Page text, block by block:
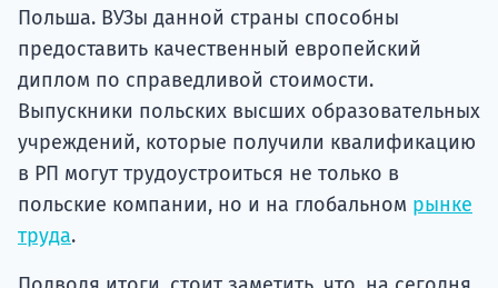
Польша. ВУЗы данной страны способны
предоставить качественный европейский
диплом по справедливой стоимости.
Выпускники польских высших образовательных
учреждений, которые получили квалификацию
в РП могут трудоустроиться не только в
польские компании, но и на глобальном рынке
труда.